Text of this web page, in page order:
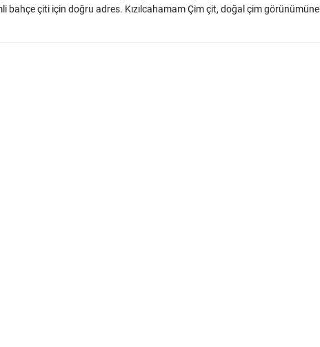
bahçe çiti için doğru adres. Kızılcahamam Çim çit, doğal çim görünümüne